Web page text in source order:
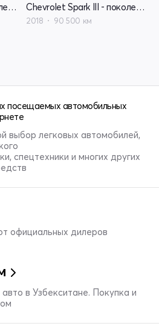
Chevrolet Spark III - поколение
Chevrolet Spark III - поколение
2018 90 500 км
посещаемых автомобильных
выбор легковых автомобилей,
спецтехники и многих других
официальных дилеров
в Узбекситане. Покупка и